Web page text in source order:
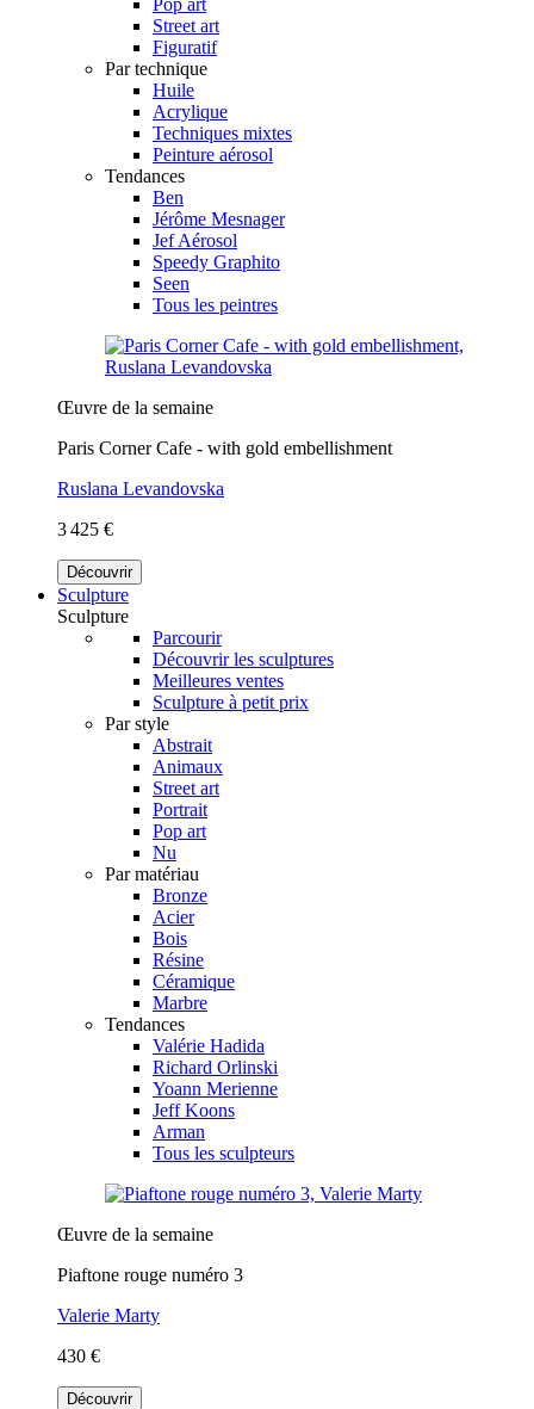
Street art
Figuratif
Par technique
Huile
Acrylique
Techniques mixtes
Peinture aérosol
Tendances
Ben
Jérôme Mesnager
Jef Aérosol
Speedy Graphito
Seen
Tous les peintres
Œuvre de la semaine
Paris Corner Cafe - with gold embellishment
Ruslana Levandovska
3 425 €
Découvrir
Sculpture
Sculpture
Parcourir
Découvrir les sculptures
Meilleures ventes
Sculpture à petit prix
Par style
Abstrait
Animaux
Street art
Portrait
Pop art
Nu
Par matériau
Bronze
Acier
Bois
Résine
Céramique
Marbre
Tendances
Valérie Hadida
Richard Orlinski
Yoann Merienne
Jeff Koons
Arman
Tous les sculpteurs
Œuvre de la semaine
Piaftone rouge numéro 3
Valerie Marty
430 €
Découvrir